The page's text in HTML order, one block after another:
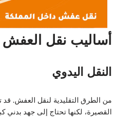
أساليب نقل العفش
النقل اليدوي
من الطرق التقليدية لنقل العفش.
القصيرة، لكنها تحتاج إلى جهد بدني